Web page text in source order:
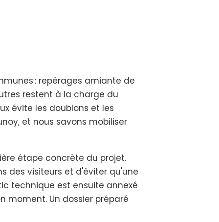
: repérages amiante de
restent à la charge du
évite les doublons et les
et nous savons mobiliser
étape concrète du projet.
des visiteurs et d'éviter qu'une
technique est ensuite annexé
moment. Un dossier préparé